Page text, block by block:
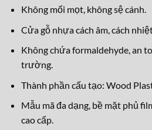
Không mối mọt, không sệ cánh.
Cửa gỗ nhựa cách âm, cách
Không chứa formaldehyde, an
trường.
Thành phần cấu tạo: Wood
Mẫu mã đa dạng, bề mặt phủ
cao cấp.